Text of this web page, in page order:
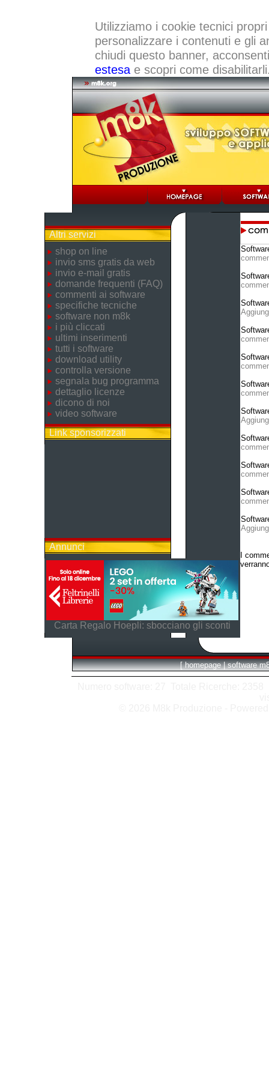
Utilizziamo i cookie tecnici
personalizzare i contenuti e gli
chiudi questo banner,
estesae scopri come
Altri servizi
shop on line
invio sms gratis da web
invio e-mail gratis
domande frequenti (FAQ)
commenti ai software
specifiche tecniche
software non m8k
i più cliccati
ultimi inserimenti
tutti i software
download utility
controlla versione
segnala bug programma
dettaglio licenze
dicono di noi
video software
Link sponsorizzati
Annunci
Carta Regalo Hoepli: sbocciano gli sconti
I
[ homepage | software